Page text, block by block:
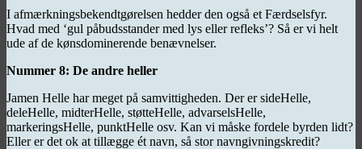
I afmærkningsbekendtgørelsen hedder den også et Færdselsfyr.
Hvad med ‘gul påbudsstander med lys eller refleks’? Så er vi helt
ude af de kønsdominerende benævnelser.
Nummer 8: De andre heller
Jamen Helle har meget på samvittigheden. Der er sideHelle,
deleHelle, midterHelle, støtteHelle, advarselsHelle,
markeringsHelle, punktHelle osv. Kan vi måske fordele byrden lidt?
Eller er det ok at tillægge ét navn, så stor navngivningskredit?